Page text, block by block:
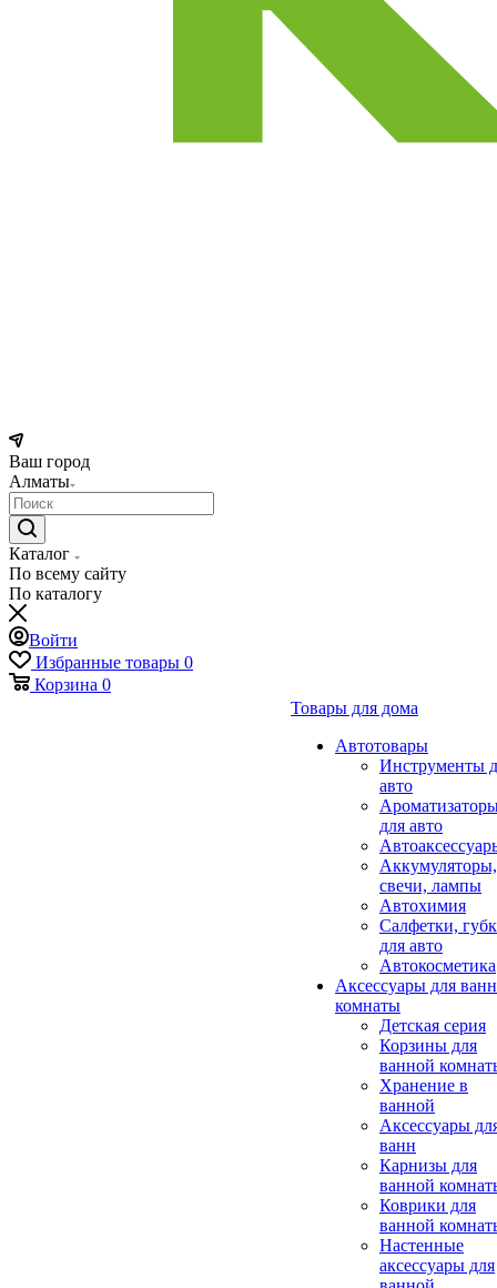
Ваш город
Алматы
Каталог
По всему сайту
По каталогу
Войти
Избранные товары 0
Корзина 0
Товары для дома
Автотовары
Инструменты
авто
для авто
Аккумуляторы,
свечи, лампы
Автохимия
Салфетки,
для авто
Автокосметика
Аксессуары для
комнаты
Детская серия
Корзины для
ванной
Хранение в
ванной
Аксессуары
ванн
Карнизы для
ванной
Коврики для
ванной
Настенные
аксессуары для